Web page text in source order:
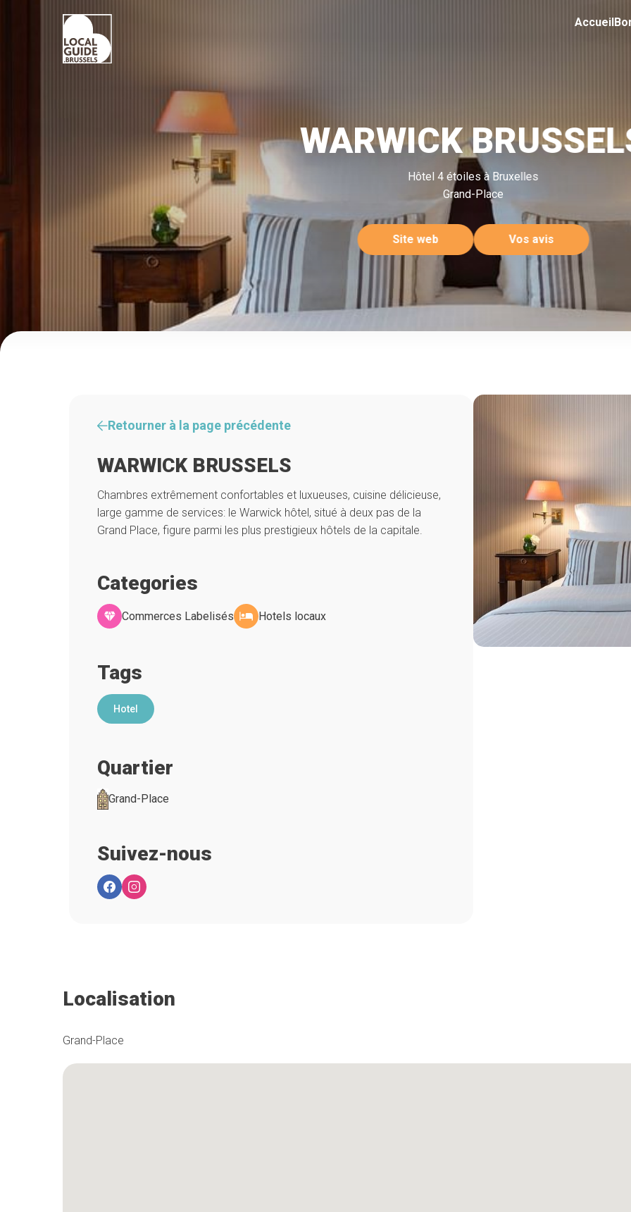
Accueil
WARWICK
Hôtel 4 étoiles à Bruxelles
Grand-Place
Site web Vos avis
Retourner à la page précédente
WARWICK BRUSSELS
Chambres extrêmement confortables et luxueuses, cuisine délicieuse,
large gamme de services: le Warwick hôtel, situé à deux pas de la
Grand Place, figure parmi les plus prestigieux hôtels de la capitale.
Categories
Commerces Labelisés Hotels locaux
Tags
Hotel
Quartier
Grand-Place
Suivez-nous
Localisation
Grand-Place